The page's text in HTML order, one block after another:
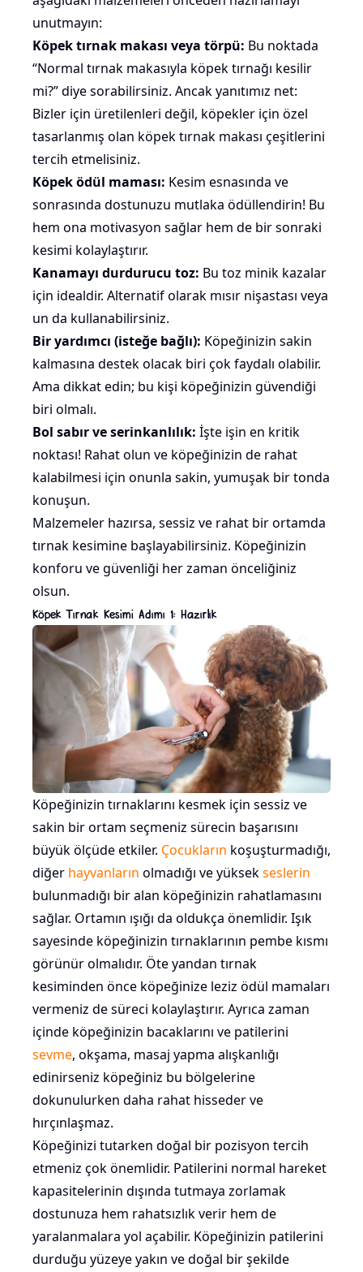
unutmayın:
Köpek tırnak makası veya törpü: Bu noktada
“Normal tırnak makasıyla köpek tırnağı kesilir
mi?” diye sorabilirsiniz. Ancak yanıtımız net:
Bizler için üretilenleri değil, köpekler için özel
tasarlanmış olan köpek tırnak makası çeşitlerini
tercih etmelisiniz.
Köpek ödül maması: Kesim esnasında ve
sonrasında dostunuzu mutlaka ödüllendirin! Bu
hem ona motivasyon sağlar hem de bir sonraki
kesimi kolaylaştırır.
Kanamayı durdurucu toz: Bu toz minik kazalar
için idealdir. Alternatif olarak mısır nişastası veya
un da kullanabilirsiniz.
Bir yardımcı (isteğe bağlı): Köpeğinizin sakin
kalmasına destek olacak biri çok faydalı olabilir.
Ama dikkat edin; bu kişi köpeğinizin güvendiği
biri olmalı.
Bol sabır ve serinkanlılık: İşte işin en kritik
noktası! Rahat olun ve köpeğinizin de rahat
kalabilmesi için onunla sakin, yumuşak bir tonda
konuşun.
Malzemeler hazırsa, sessiz ve rahat bir ortamda
tırnak kesimine başlayabilirsiniz. Köpeğinizin
konforu ve güvenliği her zaman önceliğiniz
olsun.
Köpek Tırnak Kesimi Adımı 1: Hazırlık
Köpeğinizin tırnaklarını kesmek için sessiz ve
sakin bir ortam seçmeniz sürecin başarısını
büyük ölçüde etkiler. Çocukların koşuşturmadığı,
diğer hayvanların olmadığı ve yüksekseslerin
bulunmadığı bir alan köpeğinizin rahatlamasını
sağlar. Ortamın ışığı da oldukça önemlidir. Işık
sayesinde köpeğinizin tırnaklarının pembe kısmı
görünür olmalıdır. Öte yandan tırnak
kesiminden önce köpeğinize leziz ödül mamaları
vermeniz de süreci kolaylaştırır. Ayrıca zaman
içinde köpeğinizin bacaklarını ve patilerini
sevme, okşama, masaj yapma alışkanlığı
edinirseniz köpeğiniz bu bölgelerine
dokunulurken daha rahat hisseder ve
hırçınlaşmaz.
Köpeğinizi tutarken doğal bir pozisyon tercih
etmeniz çok önemlidir. Patilerini normal hareket
kapasitelerinin dışında tutmaya zorlamak
dostunuza hem rahatsızlık verir hem de
yaralanmalara yol açabilir. Köpeğinizin patilerini
durduğu yüzeye yakın ve doğal bir şekilde